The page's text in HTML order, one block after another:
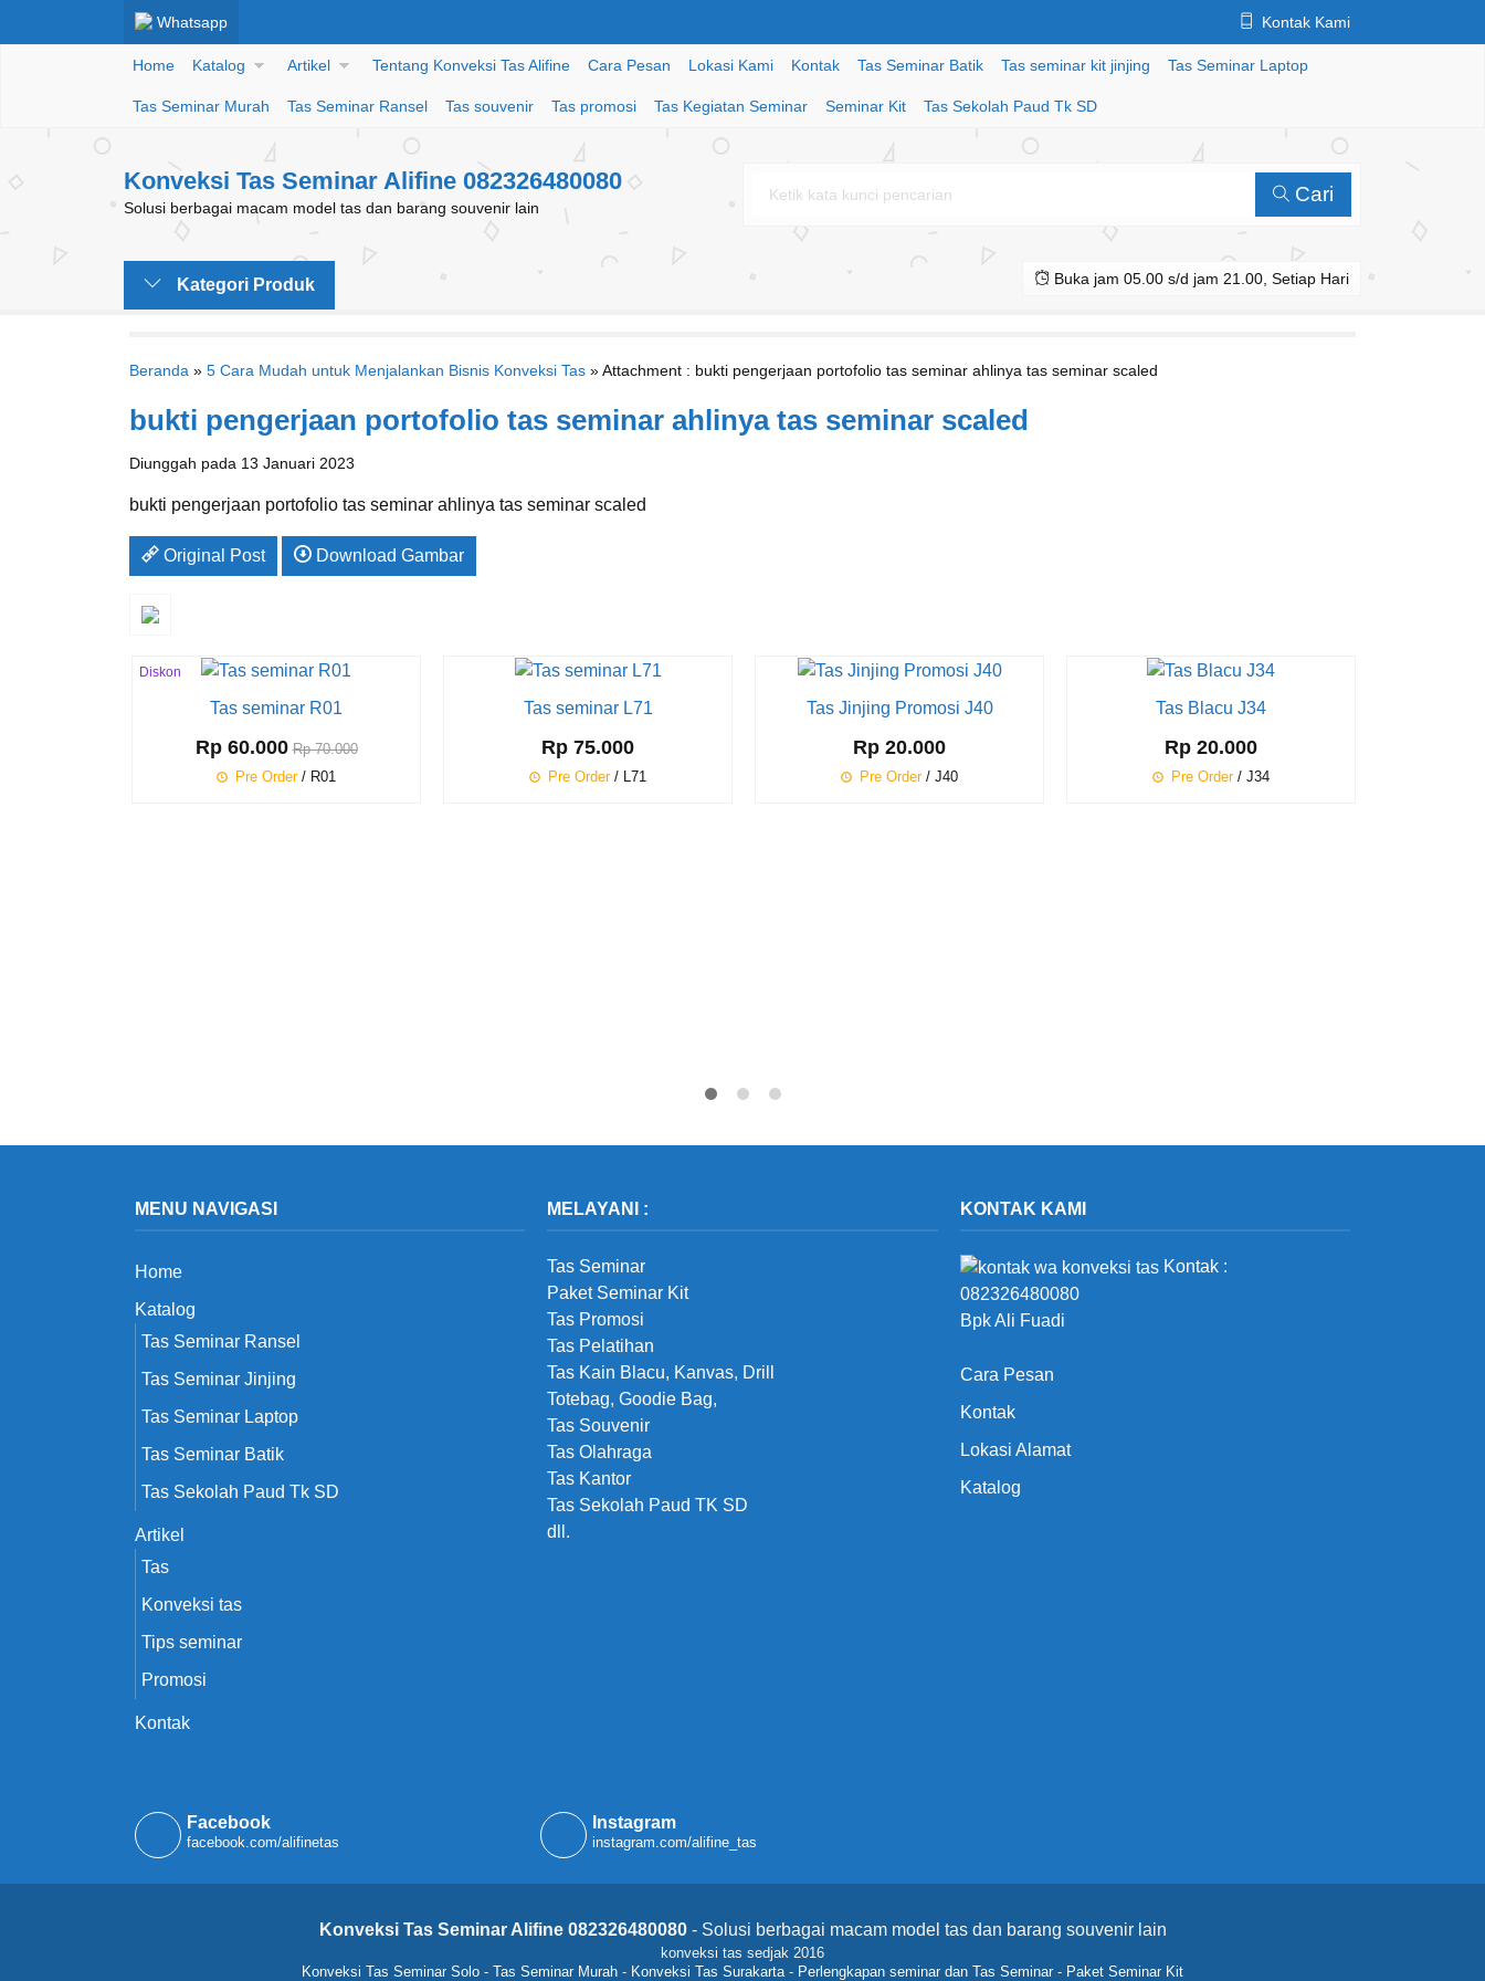
Whatsapp Kontak Kami
Home Katalog Artikel Tentang Konveksi Tas Alifine Cara Pesan Lokasi Kami Kontak Tas Seminar Batik Tas seminar kit jinjing Tas Seminar Laptop
Tas Seminar Murah Tas Seminar Ransel Tas souvenir Tas promosi Tas Kegiatan Seminar Seminar Kit Tas Sekolah Paud Tk SD
Konveksi Tas Seminar Alifine 082326480080
Solusi berbagai macam model tas dan barang souvenir lain
Cari
Kategori Produk Buka jam 05.00 s/d jam 21.00, Setiap Hari
Beranda » 5 Cara Mudah untuk Menjalankan Bisnis Konveksi Tas » Attachment : bukti pengerjaan portofolio tas seminar ahlinya tas seminar scaled
bukti pengerjaan portofolio tas seminar ahlinya tas seminar scaled
Diunggah pada 13 Januari 2023
bukti pengerjaan portofolio tas seminar ahlinya tas seminar scaled
Original Post Download Gambar
Diskon
Tas seminar R01
Rp 60.000 Rp 70.000
Pre Order/ R01
Tas seminar L71
Rp 75.000
Pre Order/ L71
Tas Jinjing Promosi J40
Rp 20.000
Pre Order/ J40
Tas Blacu J34
Rp 20.000
Pre Order/ J34
MENU NAVIGASI
Home
Katalog
Tas Seminar Ransel
Tas Seminar Jinjing
Tas Seminar Laptop
Tas Seminar Batik
Tas Sekolah Paud Tk SD
Artikel
Tas
Konveksi tas
Tips seminar
Promosi
Kontak
MELAYANI :
Tas Seminar
Paket Seminar Kit
Tas Promosi
Tas Pelatihan
Tas Kain Blacu, Kanvas, Drill
Totebag, Goodie Bag,
Tas Souvenir
Tas Olahraga
Tas Kantor
Tas Sekolah Paud TK SD
dll.
KONTAK KAMI
Kontak :
082326480080
Bpk Ali Fuadi
Cara Pesan
Kontak
Lokasi Alamat
Katalog
Facebook
facebook.com/alifinetas
Instagram
instagram.com/alifine_tas
Konveksi Tas Seminar Alifine 082326480080- Solusi berbagai macam model tas dan barang souvenir lain
konveksi tas sedjak 2016
Konveksi Tas Seminar Solo - Tas Seminar Murah - Konveksi Tas Surakarta- Perlengkapan seminar dan Tas Seminar - Paket Seminar Kit